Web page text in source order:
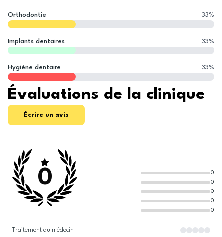
Orthodontie 33%
Implants dentaires 33%
Hygiène dentaire 33%
Évaluations de la clinique
Écrire un avis
0
0
0
0
0
0
Traitement du médecin